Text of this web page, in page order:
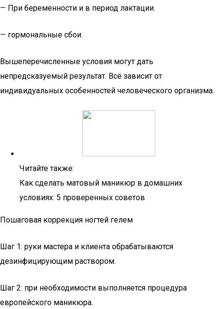
— При беременности и в период лактации.
— гормональные сбои.
Вышеперечисленные условия могут дать
непредсказуемый результат. Всё зависит от
индивидуальных особенностей человеческого организма.
Читайте также:
Как сделать матовый маникюр в домашних
условиях: 5 проверенных советов
Пошаговая коррекция ногтей гелем
Шаг 1: руки мастера и клиента обрабатываются
дезинфицирующим раствором.
Шаг 2: при необходимости выполняется процедура
европейского маникюра.